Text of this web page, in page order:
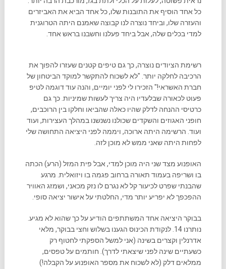
כל אחד הוסיף את התובנות שלו, כל אחד הביא את האביזרים
והעזרה שלו, וביחד נוצרה לנו קבוצה שאמנם היתה הטרוגנית
למדי בכלים שלה, אבל ביחד פעלנו וחשבנו בראש אחד.
רשימת הציודים נוצרה, כך גם טיפים קטנים שעזרו להפוך את
הרכיבה לחלקה יותר. "לא לשכוח להתקשר למוקד הביטחון של
חברת האשראי!" הזכירו לי לפני יומיים, והנה עוד דוגמה לטיפ
פעוט לכאורה שבלעדיו היה צריך לעשות שמיניות. כך גם
כרטיסי ההנחה לדלק שהיו כאלה שהביאו וחלקו בין הרוכבים,
חופני האגוזים והשקדים שכולנו נשנשנו במהלך העצירות, ועוד
ועוד. הרשימה היתה ארוכה, ויממה לפני היציאה התחושה שלי
לפחות היתה שאני ממש לא מוכן לזה.
האופנוע מצד שני היה מוכן למדי, אבל פית המזל (הרע) הכתה
בו ושריפה בעמוד תאורה ברחוב פגמה בו ויזואלית. מרגע
שהבנתי שפרט לכיעור קל לא נגרם לו נזק מכאני, ושמזג האוויר
ההפכפך לא יפריע יותר מדי, החלטתי על אישור יציאה סופי.
בבוקר היציאה אחד המשתתפים הודיע על כך שהוא לא מגיע.
נותרנו 14. לנקודת הכינוס הגענו בשלוש וחצי בבוקר, מלאי
אדרנלין וקצרים בשינה (אני למשל הספקתי לחטוף רק
כשעתיים שינה לפני שיצאתי לדרך). חותמים על טפסים,
ממלאים דלק (לא לשכוח את מספר האופנוע על הקבלה!)